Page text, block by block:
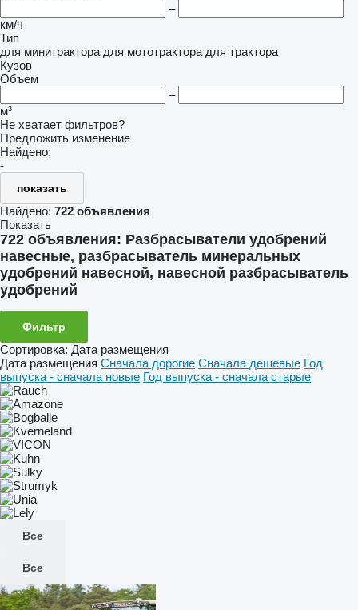
–
км/ч
Тип
для минитрактора для мототрактора для трактора
Кузов
Объем
–
м³
Не хватает фильтров?
Предложить изменение
Найдено:
-
показать
Найдено: 722 объявления
Показать
722 объявления: Разбрасыватели удобрений
навесные, разбрасыватель минеральных
удобрений навесной, навесной разбрасыватель
удобрений
Фильтр
Сортировка: Дата размещения
Дата размещения Сначала дорогие Сначала дешевые Год
выпуска - сначала новые Год выпуска - сначала старые
Все
Все